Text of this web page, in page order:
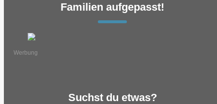
Familien aufgepasst!
Werbung
Suchst du etwas?